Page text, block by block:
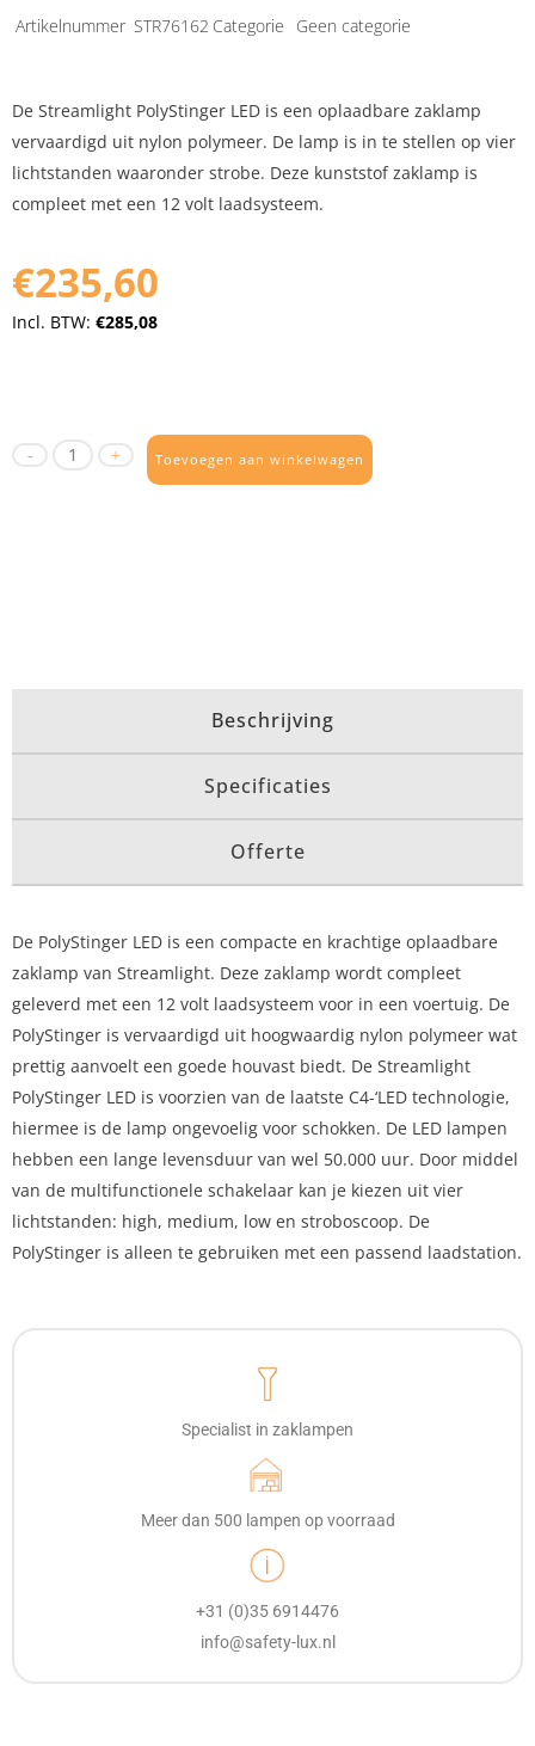
Artikelnummer STR76162 Categorie Geen categorie
De Streamlight PolyStinger LED is een oplaadbare zaklamp
vervaardigd uit nylon polymeer. De lamp is in te stellen op vier
lichtstanden waaronder strobe. Deze kunststof zaklamp is
compleet met een 12 volt laadsysteem.
€235,60
Incl. BTW: €285,08
Toevoegen aan winkelwagen
Beschrijving
Specificaties
Offerte
De PolyStinger LED is een compacte en krachtige oplaadbare
zaklamp van Streamlight. Deze zaklamp wordt compleet
geleverd met een 12 volt laadsysteem voor in een voertuig. De
PolyStinger is vervaardigd uit hoogwaardig nylon polymeer wat
prettig aanvoelt een goede houvast biedt. De Streamlight
PolyStinger LED is voorzien van de laatste C4-‘LED technologie,
hiermee is de lamp ongevoelig voor schokken. De LED lampen
hebben een lange levensduur van wel 50.000 uur. Door middel
van de multifunctionele schakelaar kan je kiezen uit vier
lichtstanden: high, medium, low en stroboscoop. De
PolyStinger is alleen te gebruiken met een passend laadstation.
Specialist in zaklampen
Meer dan 500 lampen op voorraad
+31 (0)35 6914476
info@safety-lux.nl